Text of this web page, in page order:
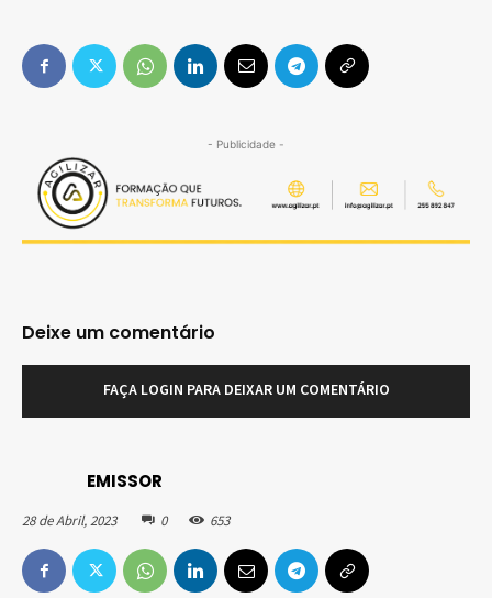
EMISSOR
28 de Abril, 2023 0 653
- Publicidade -
Deixe um comentário
FAÇA LOGIN PARA DEIXAR UM COMENTÁRIO